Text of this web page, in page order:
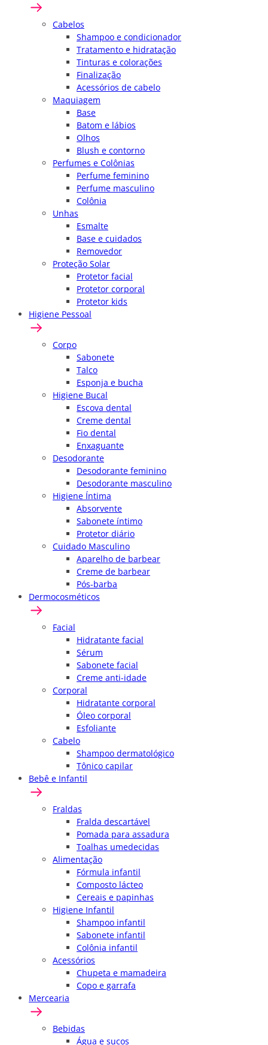
Cabelos
Shampoo e condicionador
Tratamento e hidratação
Tinturas e colorações
Finalização
Acessórios de cabelo
Maquiagem
Base
Batom e lábios
Olhos
Blush e contorno
Perfumes e Colônias
Perfume feminino
Perfume masculino
Colônia
Unhas
Esmalte
Base e cuidados
Removedor
Proteção Solar
Protetor facial
Protetor corporal
Protetor kids
Higiene Pessoal
Corpo
Sabonete
Talco
Esponja e bucha
Higiene Bucal
Escova dental
Creme dental
Fio dental
Enxaguante
Desodorante
Desodorante feminino
Desodorante masculino
Higiene Íntima
Absorvente
Sabonete íntimo
Protetor diário
Cuidado Masculino
Aparelho de barbear
Creme de barbear
Pós-barba
Dermocosméticos
Facial
Hidratante facial
Sérum
Sabonete facial
Creme anti-idade
Corporal
Hidratante corporal
Óleo corporal
Esfoliante
Cabelo
Shampoo dermatológico
Tônico capilar
Bebê e Infantil
Fraldas
Fralda descartável
Pomada para assadura
Toalhas umedecidas
Alimentação
Fórmula infantil
Composto lácteo
Cereais e papinhas
Higiene Infantil
Shampoo infantil
Sabonete infantil
Colônia infantil
Acessórios
Chupeta e mamadeira
Copo e garrafa
Mercearia
Bebidas
Água e sucos